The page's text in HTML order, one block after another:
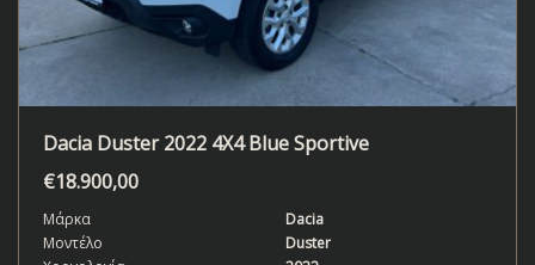
Dacia Duster 2022 4X4 Blue Sportive
€18.900,00
Μάρκα
Dacia
Μοντέλο
Duster